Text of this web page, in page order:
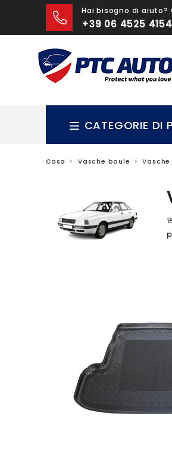
Hai bisogno di
+39 06 4525 4154
CATEGORIE DI
Casa Vasche baule